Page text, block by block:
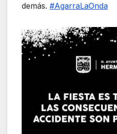
demás. #AgarraLaOnda